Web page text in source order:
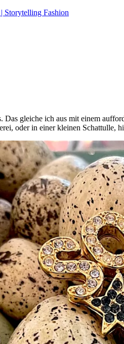
gleiche ich aus mit einem
oder in einer kleinen